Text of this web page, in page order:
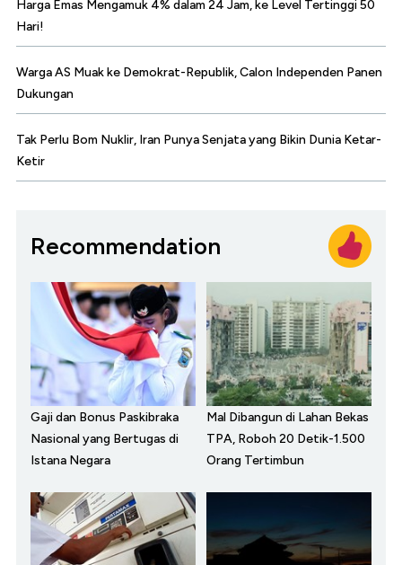
Harga Emas Mengamuk 4% dalam 24 Jam, ke Level Tertinggi 50
Hari!
Warga AS Muak ke Demokrat-Republik, Calon Independen Panen
Dukungan
Tak Perlu Bom Nuklir, Iran Punya Senjata yang Bikin Dunia Ketar-
Ketir
Recommendation
Gaji dan Bonus Paskibraka
Nasional yang Bertugas di
Istana Negara
Mal Dibangun di Lahan Bekas
TPA, Roboh 20 Detik-1.500
Orang Tertimbun